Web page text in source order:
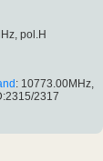
pol.H
: 10773.00MHz,
2317